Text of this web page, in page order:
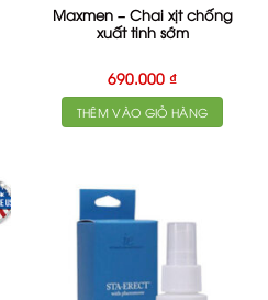
Maxmen – Chai xịt chống
xuất tinh sớm
690.000 ₫
THÊM VÀO GIỎ HÀNG